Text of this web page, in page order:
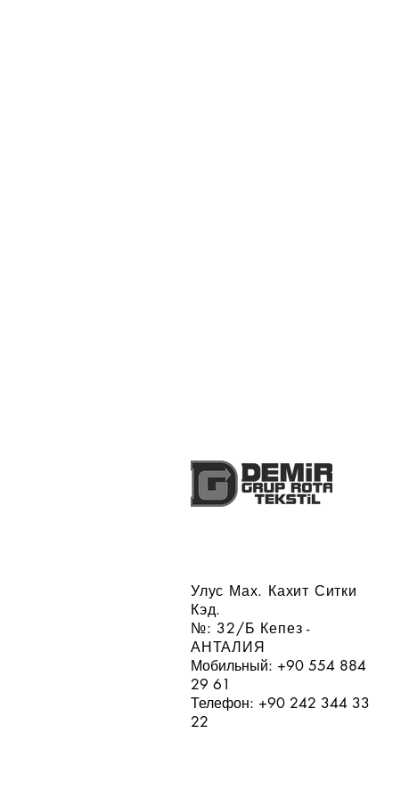
Улус Мах. Кахит Ситки
Кэд.
№: 32/Б Кепез -
АНТАЛИЯ
Мобильный: +90 554 884
29 61
Телефон: +90 242 344 33
22